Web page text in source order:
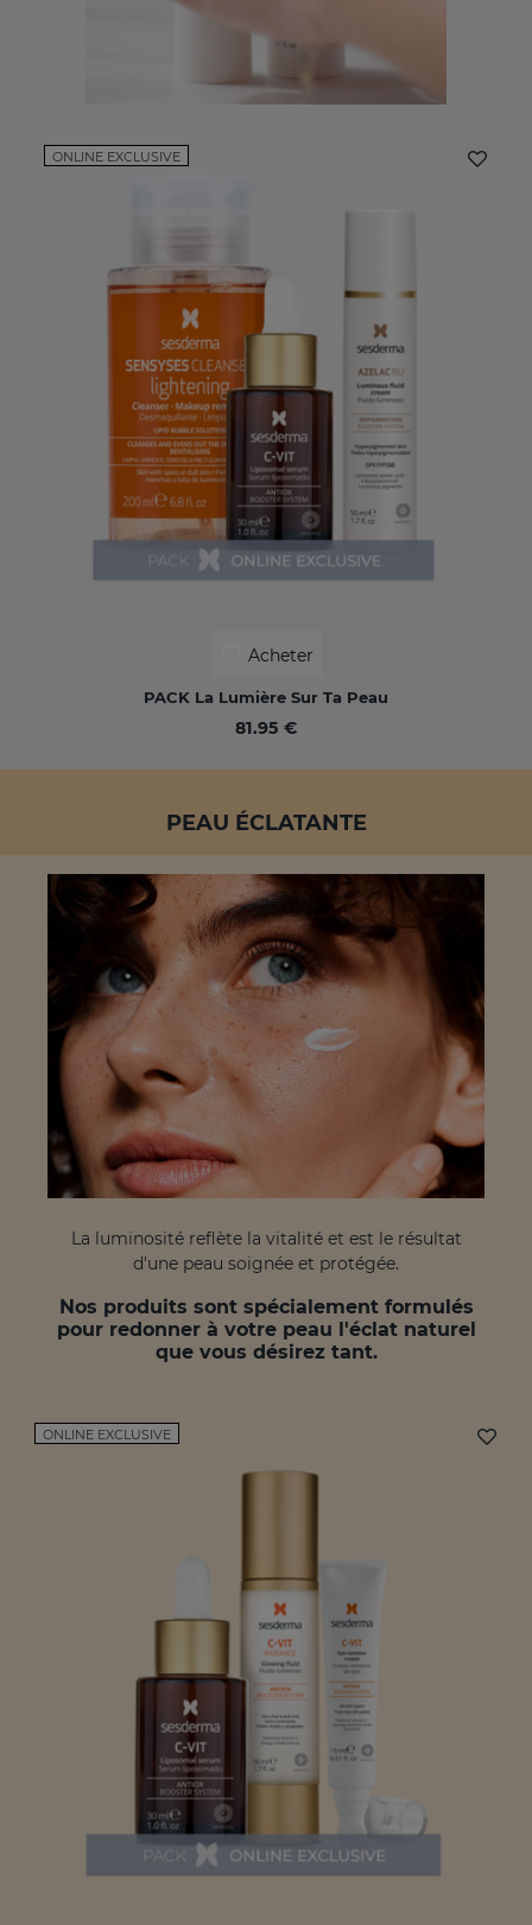
ONLINE EXCLUSIVE
Acheter
PACK La Lumière Sur Ta Peau
81.95 €
PEAU ÉCLATANTE
La luminosité reflète la vitalité et est le résultat
d'une peau soignée et protégée.
Nos produits sont spécialement formulés
pour redonner à votre peau l'éclat naturel
que vous désirez tant.
ONLINE EXCLUSIVE